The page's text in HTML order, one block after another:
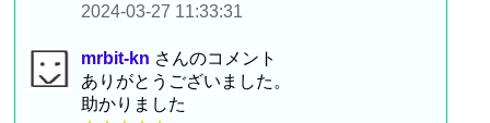
2024-03-27 11:33:31
mrbit-kn さんのコメント
ありがとうございました。
助かりました